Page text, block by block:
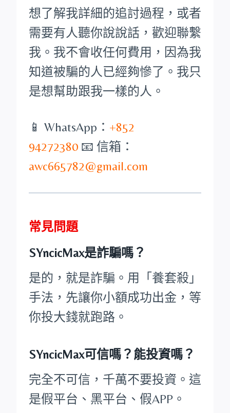
想了解我詳細的追討過程，或者
需要有人聽你說說話，歡迎聯繫
我。我不會收任何費用，因為我
知道被騙的人已經夠慘了。我只
是想幫助跟我一樣的人。
📱 WhatsApp： +852
94272380 📧 信箱：
awc665782@gmail.com
常見問題
SYncicMax是詐騙嗎？
是的，就是詐騙。用「養套殺」
手法，先讓你小額成功出金，等
你投大錢就跑路。
SYncicMax可信嗎？能投資嗎？
完全不可信，千萬不要投資。這
是假平台、黑平台、假APP。